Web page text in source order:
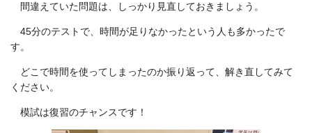
間違えていた問題は、しっかり見直しておきましょう。
45分のテストで、時間が足りなかったという人も多かったで
す。
どこで時間を使ってしまったのか振り返って、解き直してみて
ください。
模試は復習のチャンスです！